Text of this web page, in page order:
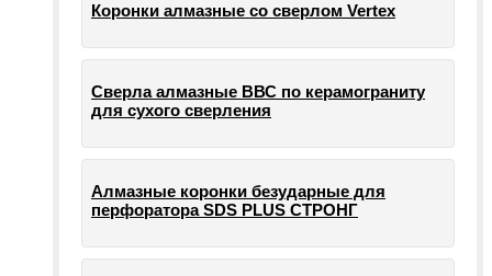
Коронки алмазные со сверлом Vertex
Сверла алмазные ВВС по керамограниту
для сухого сверления
Алмазные коронки безударные для
перфоратора SDS PLUS СТРОНГ